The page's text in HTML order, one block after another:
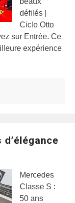
défilés |
Ciclo Otto
sur Entrée. Ce
expérience
Mercedes
Classe S :
50 ans